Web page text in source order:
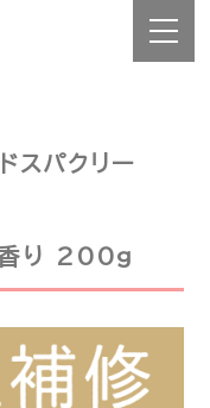
パクリー
香り 200g